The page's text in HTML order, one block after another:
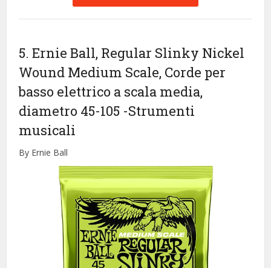
5. Ernie Ball, Regular Slinky Nickel
Wound Medium Scale, Corde per
basso elettrico a scala media,
diametro 45-105 -Strumenti
musicali
By Ernie Ball